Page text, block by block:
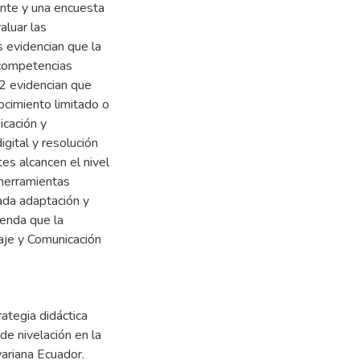
y una encuesta
las
que la
evidencian que
limitado o
y
y resolución
alcancen el nivel
adaptación y
que la
y Comunicación
didáctica
nivelación en la
Ecuador.